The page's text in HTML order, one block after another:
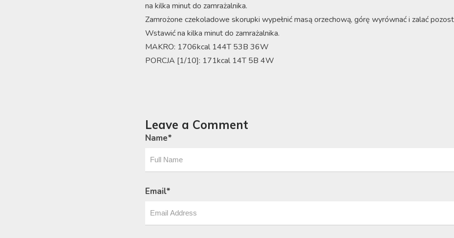
na kilka minut do zamrażalnika.
Zamrożone czekoladowe skorupki wypełnić masą orzechową, górę wyrównać i zalać
Wstawić na kilka minut do zamrażalnika.
MAKRO: 1706kcal 144T 53B 36W
PORCJA [1/10]: 171kcal 14T 5B 4W
Leave a Comment
Name*
Email*